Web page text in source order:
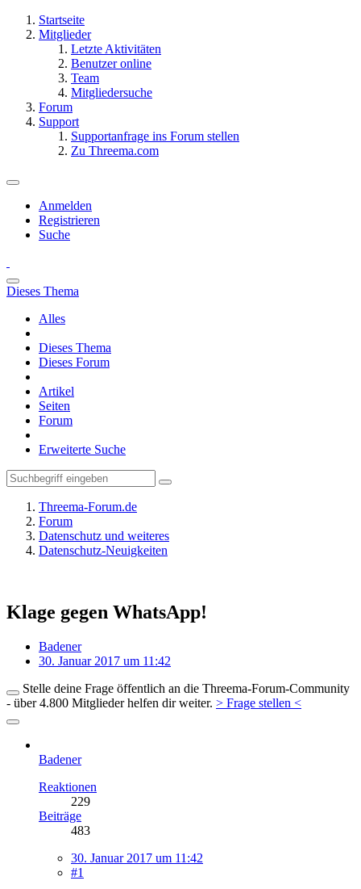
Startseite
Mitglieder
Letzte Aktivitäten
Benutzer online
Team
Mitgliedersuche
Forum
Support
Supportanfrage ins Forum stellen
Zu Threema.com
Anmelden
Registrieren
Suche
Dieses Thema
Alles
Dieses Thema
Dieses Forum
Artikel
Seiten
Forum
Erweiterte Suche
Threema-Forum.de
Forum
Datenschutz und weiteres
Datenschutz-Neuigkeiten
Klage gegen WhatsApp!
Badener
30. Januar 2017 um 11:42
Stelle deine Frage öffentlich an die Threema-Forum-Community
- über 4.800 Mitglieder helfen dir weiter. > Frage stellen <
Badener
Reaktionen
229
Beiträge
483
30. Januar 2017 um 11:42
#1